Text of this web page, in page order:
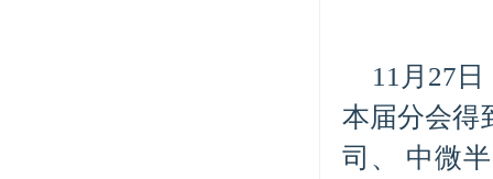
11月27
本届分会得
司、 中微